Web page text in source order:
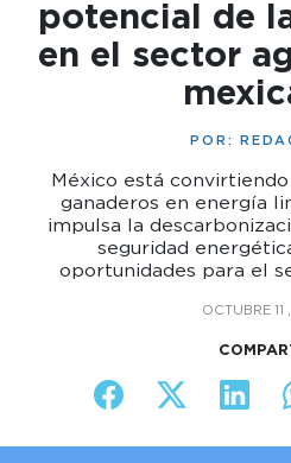
potencial de
en el sector
POR:
México está
ganaderos en energía
impulsa la
seguridad
oportunidades para el
OCTUBRE 11